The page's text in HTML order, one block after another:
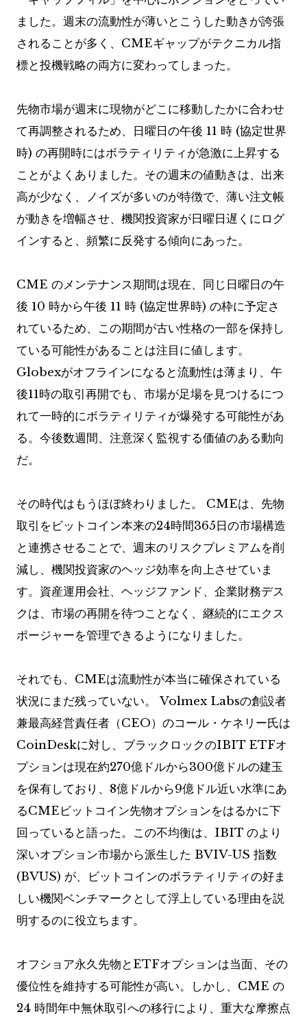
ました。週末の流動性が薄いとこうした動きが誇張
されることが多く、CMEギャップがテクニカル指
標と投機戦略の両方に変わってしまった。
先物市場が週末に現物がどこに移動したかに合わせ
て再調整されるため、日曜日の午後 11 時 (協定世界
時) の再開時にはボラティリティが急激に上昇する
ことがよくありました。その週末の値動きは、出来
高が少なく、ノイズが多いのが特徴で、薄い注文帳
が動きを増幅させ、機関投資家が日曜日遅くにログ
インすると、頻繁に反発する傾向にあった。
CME のメンテナンス期間は現在、同じ日曜日の午
後 10 時から午後 11 時 (協定世界時) の枠に予定さ
れているため、この期間が古い性格の一部を保持し
ている可能性があることは注目に値します。
Globexがオフラインになると流動性は薄まり、午
後11時の取引再開でも、市場が足場を見つけるにつ
れて一時的にボラティリティが爆発する可能性があ
る。今後数週間、注意深く監視する価値のある動向
だ。
その時代はもうほぼ終わりました。 CMEは、先物
取引をビットコイン本来の24時間365日の市場構造
と連携させることで、週末のリスクプレミアムを削
減し、機関投資家のヘッジ効率を向上させていま
す。資産運用会社、ヘッジファンド、企業財務デス
クは、市場の再開を待つことなく、継続的にエクス
ポージャーを管理できるようになりました。
それでも、CMEは流動性が本当に確保されている
状況にまだ残っていない。 Volmex Labsの創設者
兼最高経営責任者（CEO）のコール・ケネリー氏は
CoinDeskに対し、ブラックロックのIBIT ETFオ
プションは現在約270億ドルから300億ドルの建玉
を保有しており、8億ドルから9億ドル近い水準にあ
るCMEビットコイン先物オプションをはるかに下
回っていると語った。この不均衡は、IBIT のより
深いオプション市場から派生した BVIV-US 指数
(BVUS) が、ビットコインのボラティリティの好ま
しい機関ベンチマークとして浮上している理由を説
明するのに役立ちます。
オフショア永久先物とETFオプションは当面、その
優位性を維持する可能性が高い。しかし、CME の
24 時間年中無休取引への移行により、重大な摩擦点